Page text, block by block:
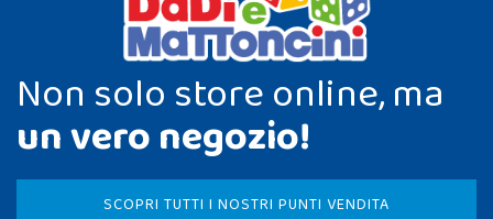
Non solo store online, ma
un vero negozio!
SCOPRI TUTTI I NOSTRI PUNTI VENDITA